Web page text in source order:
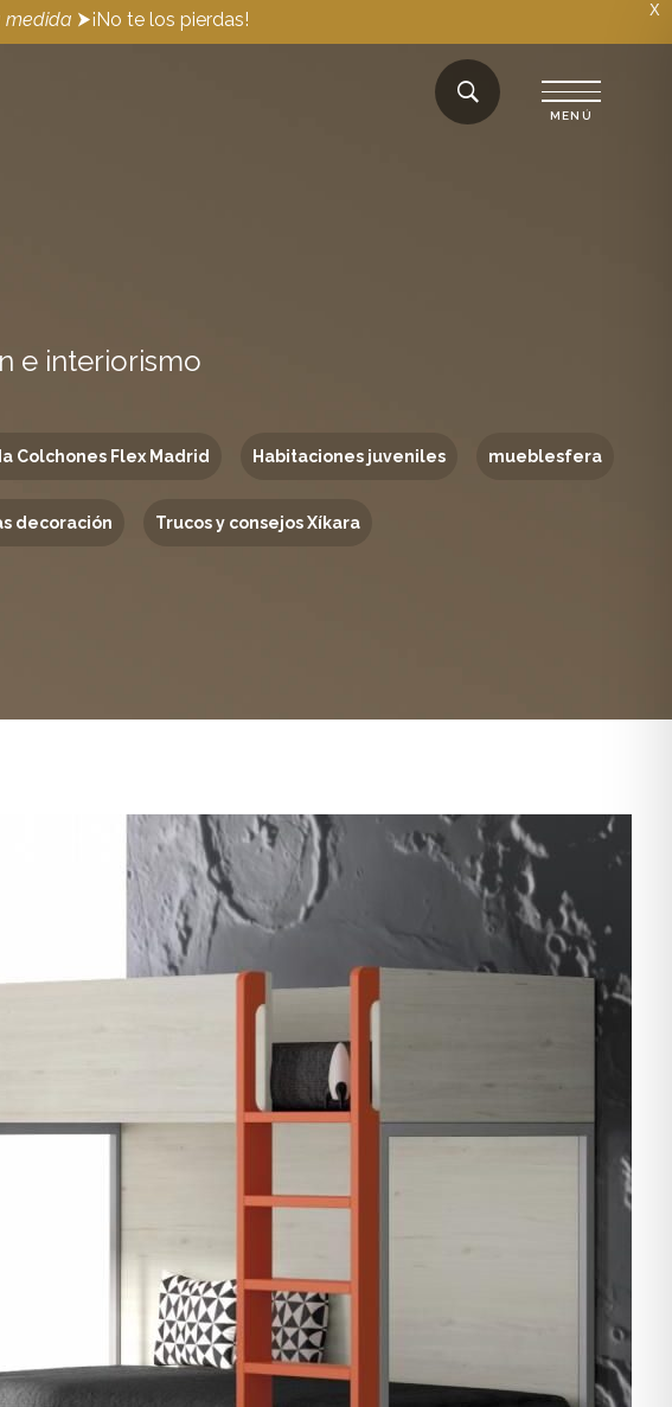
X
medida ⮞¡No te los pierdas!
e interiorismo
Colchones Flex Madrid Habitaciones juveniles mueblesfera
decoración Trucos y consejos Xíkara